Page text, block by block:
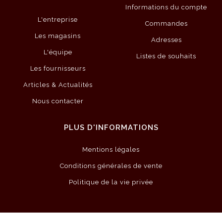
L'entreprise
Les magasins
L'équipe
Les fournisseurs
Articles & Actualités
Nous contacter
Informations du compte
Commandes
Adresses
Listes de souhaits
PLUS D'INFORMATIONS
Mentions légales
Conditions générales de vente
Politique de la vie privée